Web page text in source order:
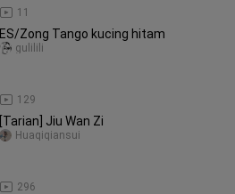
11
ES/Zong Tango kucing hitam
129
gulilili
[Tarian] Jiu Wan Zi
296
Huaqiqiansui